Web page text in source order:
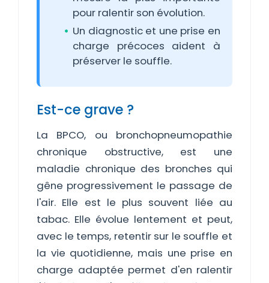
pour ralentir son évolution.
Un diagnostic et une prise en
charge précoces aident à
préserver le souffle.
Est-ce grave ?
La BPCO, ou bronchopneumopathie
chronique obstructive, est une
maladie chronique des bronches qui
gêne progressivement le passage de
l'air. Elle est le plus souvent liée au
tabac. Elle évolue lentement et peut,
avec le temps, retentir sur le souffle et
la vie quotidienne, mais une prise en
charge adaptée permet d'en ralentir